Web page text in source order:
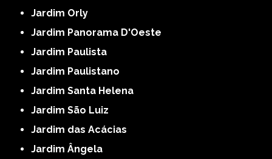
Jardim Orly
Jardim Panorama D'Oeste
Jardim Paulista
Jardim Paulistano
Jardim Santa Helena
Jardim São Luiz
Jardim das Acácias
Jardim Ângela